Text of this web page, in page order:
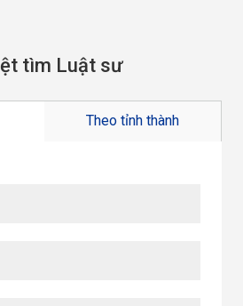
tìm Luật sư
Theo tỉnh thành